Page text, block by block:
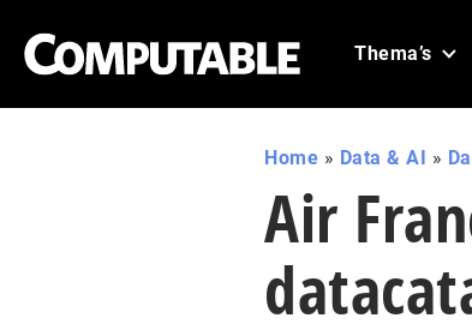
Thema’s
Home » Data & AI »
Air